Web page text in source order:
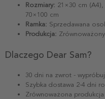
Rozmiary: 21×30 cm
70×100 cm
Ramka: Sprzedawana
Produkcja:
Dlaczego Dear Sam?
30 dni na zwrot -
Szybka dostawa 2-4 dni
Zrównoważona